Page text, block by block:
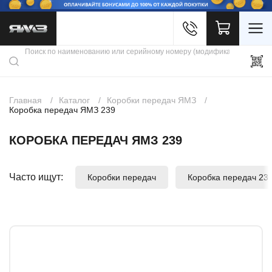
Каталог продукции
Скидки
Контакты
Главная Каталог
Коробки передач ЯМЗ
Коробка передач ЯМЗ 239
КОРОБКА ПЕРЕДАЧ ЯМЗ 239
Часто ищут: Коробки передач Коробка передач